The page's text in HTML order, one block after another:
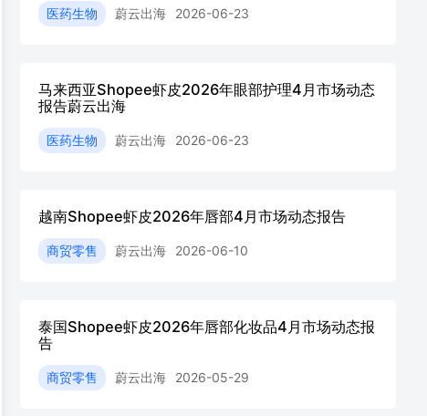
医药生物 蔚云出海 2026-06-23
马来西亚Shopee虾皮2026年眼部护理4月市场动态
报告蔚云出海
医药生物 蔚云出海 2026-06-23
越南Shopee虾皮2026年唇部4月市场动态报告
商贸零售 蔚云出海 2026-06-10
泰国Shopee虾皮2026年唇部化妆品4月市场动态报
告
商贸零售 蔚云出海 2026-05-29